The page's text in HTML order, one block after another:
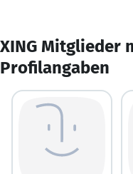
XING Mitglieder
Profilangaben